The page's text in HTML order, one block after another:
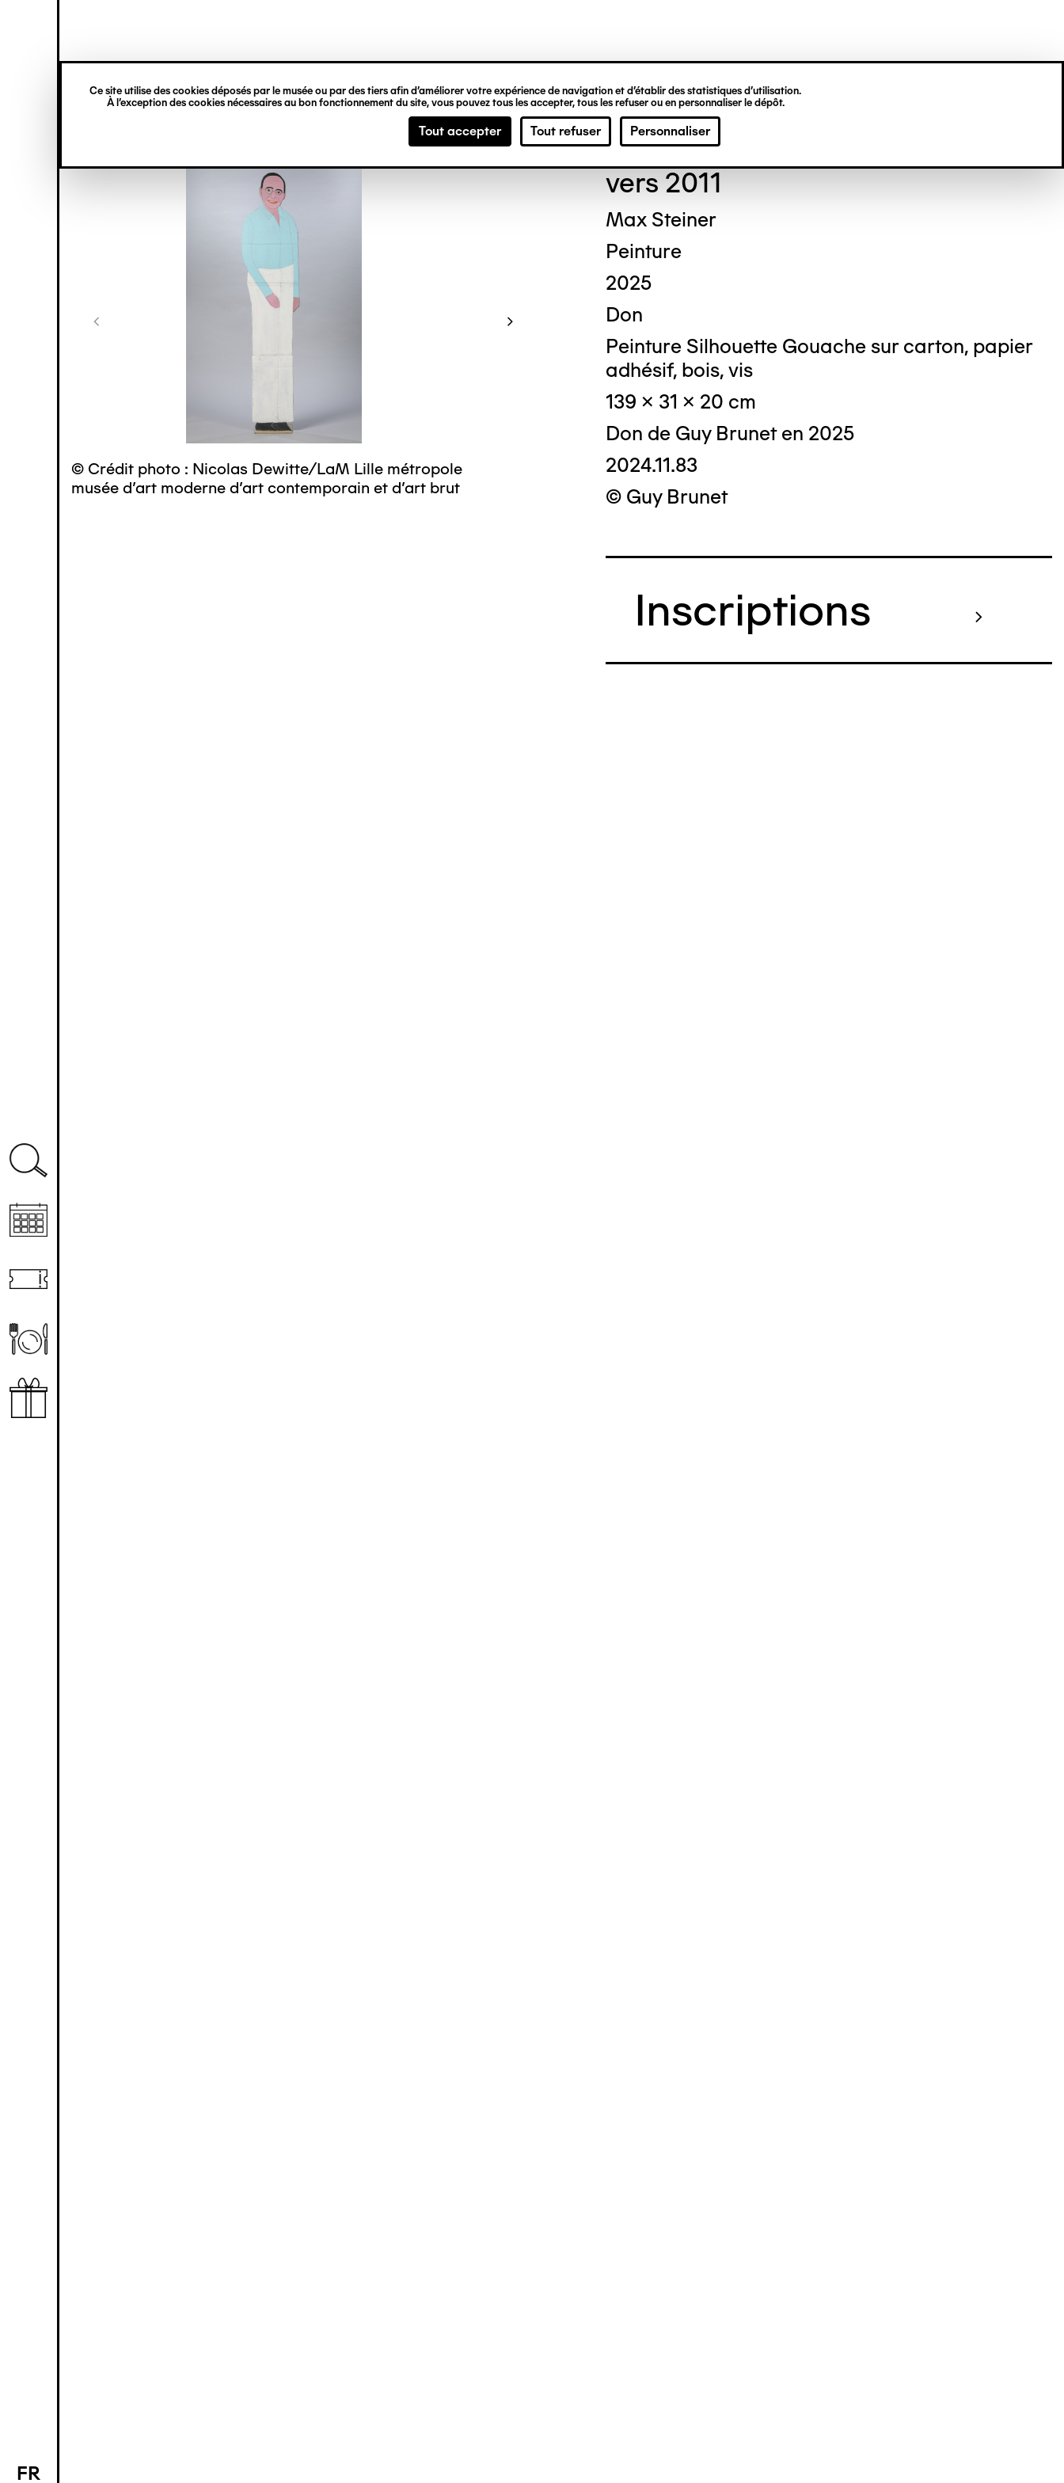
Ce site utilise des cookies déposés par le musée ou par des tiers afin d’améliorer votre expérience de navigation et d’établir des statistiques d’utilisation.
À l’exception des cookies nécessaires au bon fonctionnement du site, vous pouvez tous les accepter, tous les refuser ou en personnaliser le dépôt.
Tout accepter Tout refuser Personnaliser
principal
verticale
FR
EN
© Crédit photo : Nicolas Dewitte/LaM Lille métropole
musée d’art moderne d’art contemporain et d’art brut
© Crédit photo : Nicolas Dewitte/LaM Lille métropole
musée d’art moderne d’art contemporain et d’art brut
Guy BRUNET
vers 2011
Max Steiner
Peinture
2025
Don
Peinture Silhouette Gouache sur carton, papier
adhésif, bois, vis
139 x 31 x 20 cm
Don de Guy Brunet en 2025
2024.11.83
© Guy Brunet
Inscriptions